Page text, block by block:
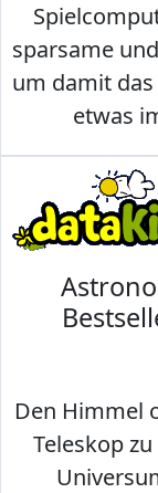
sparsame
um damit
etwas
Den Himmel
Teleskop